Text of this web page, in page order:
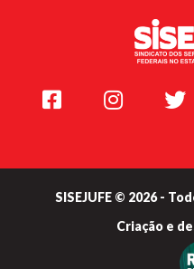
Facebook Instagram
SISEJUFE © 2026 -
Criação e